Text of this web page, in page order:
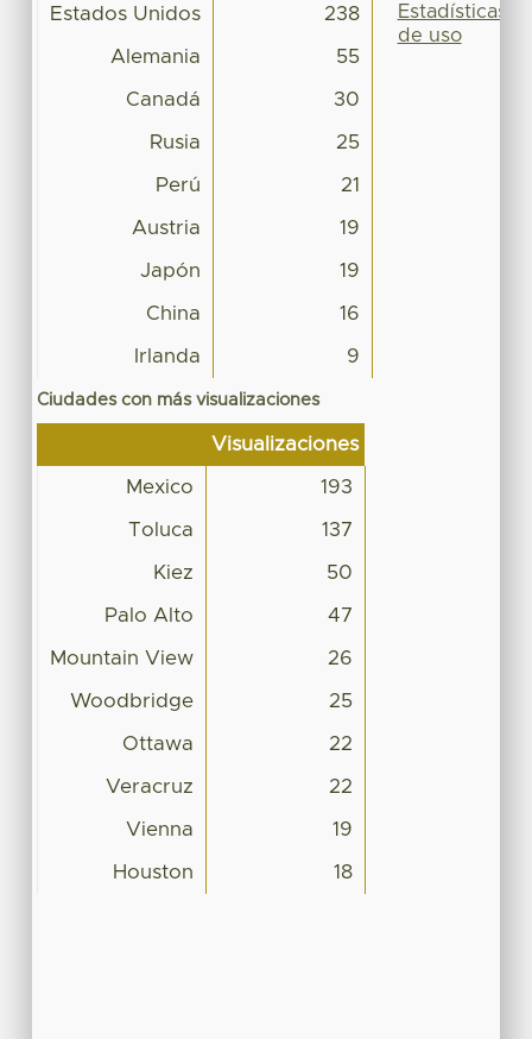
Estados Unidos 238
Alemania 55
Canadá 30
Rusia 25
Perú 21
Austria 19
Japón 19
China 16
Irlanda 9
Ciudades con más visualizaciones
Visualizaciones
Mexico 193
Toluca 137
Kiez 50
Palo Alto 47
Mountain View 26
Woodbridge 25
Ottawa 22
Veracruz 22
Vienna 19
Houston 18
Estadísticas
de uso